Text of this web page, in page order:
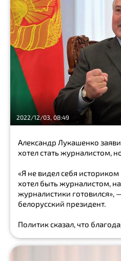
Show
all
ПОЛИТИКА
Госдепартамент
МЧС
посольство
голосование
нефть
СПОРТ
голосование
победа
КУЛЬТУРА
проект
2022/12/03, 08:49
Александр Лукашенко
хотел стать журналистом,
«Я не видел себя
хотел быть журналистом,
журналистики готовился»,
белорусский президент.
Политик сказал, что